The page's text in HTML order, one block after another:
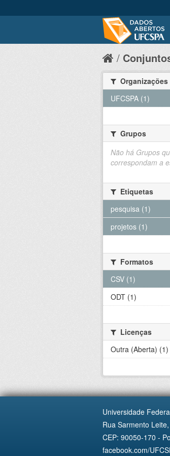
Organizações
UFCSPA (1)
Grupos
Não há Grupos
correspondam a
Etiquetas
pesquisa (1)
projetos (1)
Formatos
CSV (1)
ODT (1)
Licenças
Outra (Aberta) (1)
Universidade
Rua Sarmento
CEP: 90050-170 -
facebook.com/